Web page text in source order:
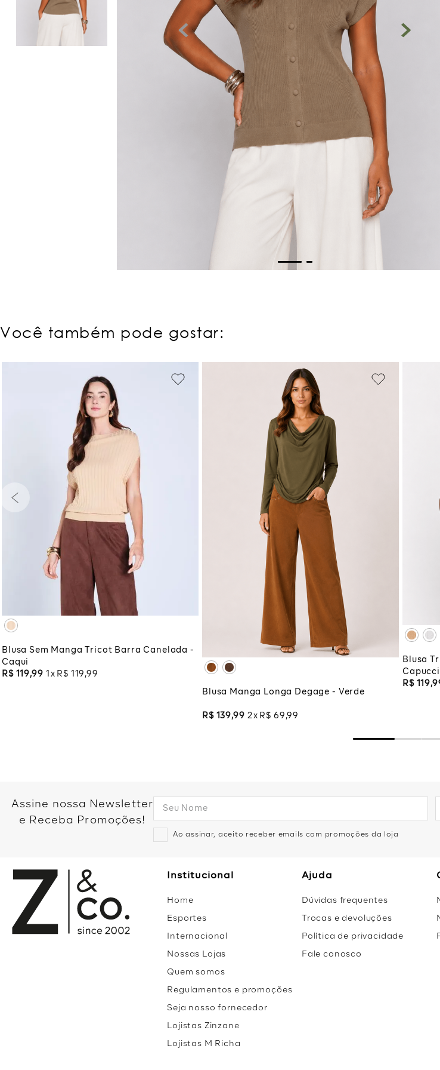
Você também pode gostar:
G
P
XGG
ADICIONAR À SACOLA
Blusa Sem Manga Tricot Barra Canelada -
Caqui
R$ 119,99 1 R$ 119 ,99
M
XGG
ADICIONAR À SACOLA
Blusa Manga Longa Degage - Verde
R$ 139,99 2 R$ 69 ,99
Blusa
R$ 119,
Assine nossa Newsletter
e Receba Promoções!
Ao assinar, aceito receber emails com promoções da loja
Institucional
Home
Esportes
Internacional
Nossas Lojas
Quem somos
Regulamentos e promoções
Seja nosso fornecedor
Lojistas Zinzane
Lojistas M Richa
Ajuda
Dúvidas frequentes
Trocas e devoluções
Política de privacidade
Fale conosco